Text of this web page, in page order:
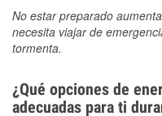
No estar preparado
necesita viajar de
tormenta.
¿Qué opciones de
adecuadas para ti